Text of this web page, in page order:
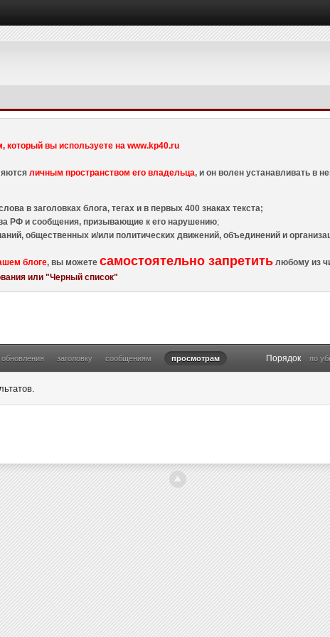
который вы используете на www.kp40.ru
личным пространством его владельца, и он волен устанавливать в
в заголовках блога, тегах и в первых 400 знаках текста;
РФ и сообщения, призывающие к его нарушению;
общественных и/или политических движений, объединений и
блоге, вы можетесамостоятельно запретить любому из
или "Черный список"
обновления заголовку сообщениям просмотрам Порядок по